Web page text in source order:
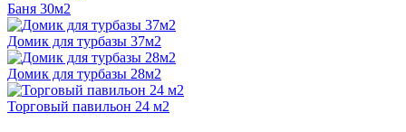
Баня 30м2
Домик для турбазы 37м2
Домик для турбазы 28м2
Торговый павильон 24 м2